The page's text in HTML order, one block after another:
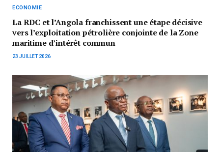
ECONOMIE
La RDC et l’Angola franchissent une étape décisive
vers l’exploitation pétrolière conjointe de la Zone
maritime d’intérêt commun
23 JUILLET 2026